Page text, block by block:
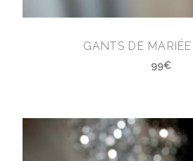
GANTS DE
99€